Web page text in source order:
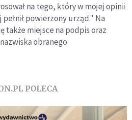
na tego, który w mojej opinii
powierzony urząd." Na
także miejsce na podpis oraz
obranego
POLECA